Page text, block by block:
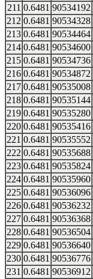
211 0.6481 90534192
212 0.6481 90534328
213 0.6481 90534464
214 0.6481 90534600
215 0.6481 90534736
216 0.6481 90534872
217 0.6481 90535008
218 0.6481 90535144
219 0.6481 90535280
220 0.6481 90535416
221 0.6481 90535552
222 0.6481 90535688
223 0.6481 90535824
224 0.6481 90535960
225 0.6481 90536096
226 0.6481 90536232
227 0.6481 90536368
228 0.6481 90536504
229 0.6481 90536640
230 0.6481 90536776
231 0.6481 90536912